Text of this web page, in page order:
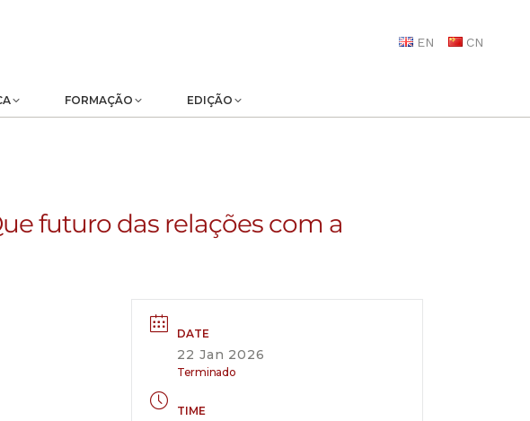
EN CN
FORMAÇÃO EDIÇÃO
futuro das relações com a
DATE
22 Jan 2026
Terminado
TIME